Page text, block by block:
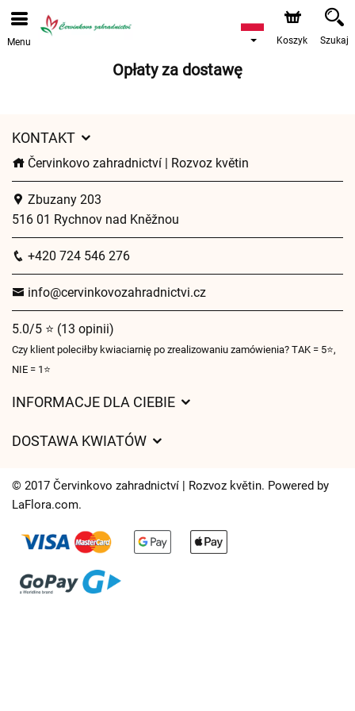
Przyjmujemy zamówienia za pośrednictwem naszego
sklepu internetowego. Najbliższy możliwy termin dostawy
to 12.08.2026 z powodu urlopu.
Menu Koszyk Szukaj
Opłaty za dostawę
KONTAKT
Červinkovo zahradnictví | Rozvoz květin
Zbuzany 203
516 01 Rychnov nad Kněžnou
+420 724 546 276
info@cervinkovozahradnictvi.cz
5.0/5 ⭐ (13 opinii)
Czy klient poleciłby kwiaciarnię po zrealizowaniu zamówienia? TAK = 5⭐,
NIE = 1⭐
INFORMACJE DLA CIEBIE
Czasy dostawy kwiatów – przegląd możliwości
DOSTAWA KWIATÓW
Gdzie dostarczamy kwiaty
Kontakt
© 2017 Červinkovo zahradnictví | Rozvoz květin. Powered by
LaFlora.com.